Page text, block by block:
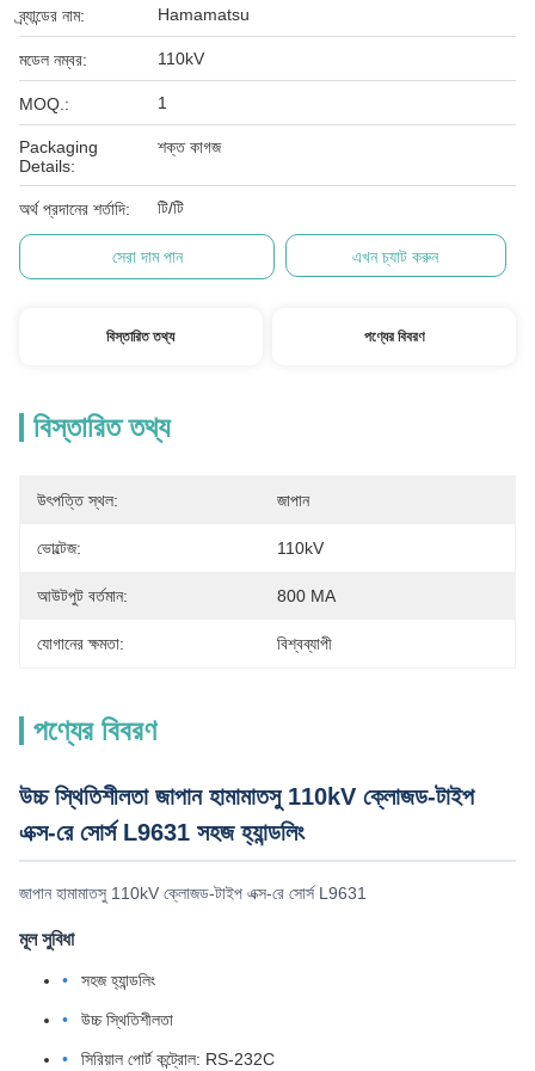
ব্র্যান্ডের নাম: Hamamatsu
মডেল নম্বর: 110kV
MOQ.: 1
Packaging
Details:
শক্ত কাগজ
অর্থ প্রদানের শর্তাদি: টি/টি
সেরা দাম পান এখন চ্যাট করুন
বিস্তারিত তথ্য পণ্যের বিবরণ
বিস্তারিত তথ্য
উৎপত্তি স্থল: জাপান
ভোল্টেজ: 110kV
আউটপুট বর্তমান: 800 ΜA
যোগানের ক্ষমতা: বিশ্বব্যাপী
পণ্যের বিবরণ
উচ্চ স্থিতিশীলতা জাপান হামামাতসু 110kV ক্লোজড-টাইপ
এক্স-রে সোর্স L9631 সহজ হ্যান্ডলিং
জাপান হামামাতসু 110kV ক্লোজড-টাইপ এক্স-রে সোর্স L9631
মূল সুবিধা
সহজ হ্যান্ডলিং
উচ্চ স্থিতিশীলতা
সিরিয়াল পোর্ট কন্ট্রোল: RS-232C